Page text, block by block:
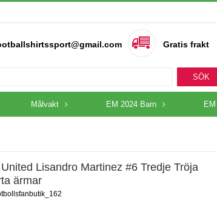
Gratis frakt
SÖK
Målvakt EM 2024 Barn
Lisandro Martinez #6 Tredje Tröja
ärmar